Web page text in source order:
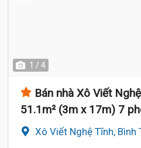
1 / 4
Bán nhà Xô Viết
51.1m² (3m x 17m) 7
Xô Viết Nghệ Tĩnh, Bình